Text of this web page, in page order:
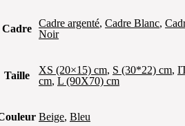
Cadre Cadre argenté, Cadre Blanc,
Noir
Taille XS (20×15) cm, S (30*22) cm,
cm, L (90X70) cm
Beige, Bleu